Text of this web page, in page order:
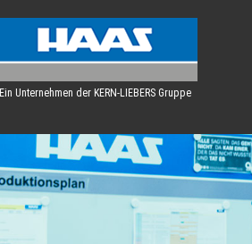
Ein Unternehmen der KERN-LIEBERS Gruppe